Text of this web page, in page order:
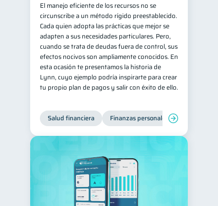
El manejo eficiente de los recursos no se
circunscribe a un método rígido preestablecido.
Cada quien adopta las prácticas que mejor se
adapten a sus necesidades particulares. Pero,
cuando se trata de deudas fuera de control, sus
efectos nocivos son ampliamente conocidos. En
esta ocasión te presentamos la historia de
Lynn, cuyo ejemplo podría inspirarte para crear
tu propio plan de pagos y salir con éxito de ello.
Salud financiera Finanzas personales